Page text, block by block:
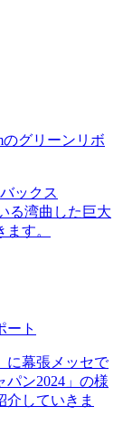
グリーンリボ
ックス
る湾曲した巨大
す。
ート
に幕張メッセで
パン2024」の様
介していきま